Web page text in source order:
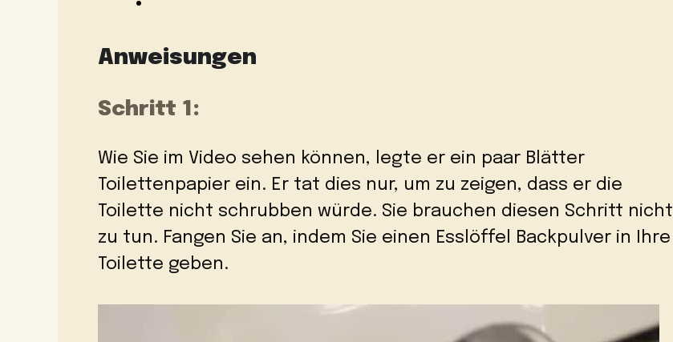
Anweisungen
Schritt 1:
Wie Sie im Video sehen können, legte er ein paar Blätter
Toilettenpapier ein. Er tat dies nur, um zu zeigen, dass er die
Toilette nicht schrubben würde. Sie brauchen diesen Schritt nicht
zu tun. Fangen Sie an, indem Sie einen Esslöffel Backpulver in Ihre
Toilette geben.